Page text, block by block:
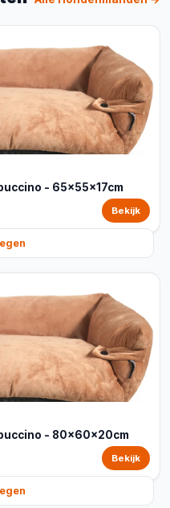
- 65x55x17cm
Bekijk
- 80x60x20cm
Bekijk